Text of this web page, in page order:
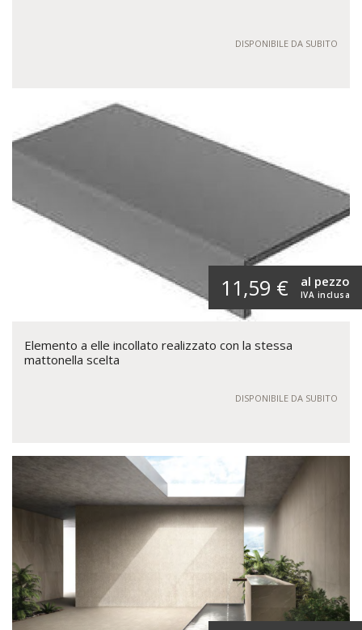
DISPONIBILE DA SUBITO
11,59 € IVA inclusa
al pezzo
Elemento a elle incollato realizzato con la stessa
mattonella scelta
DISPONIBILE DA SUBITO